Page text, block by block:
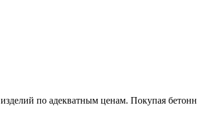
по адекватным ценам. Покупая